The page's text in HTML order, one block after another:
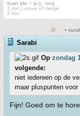
troel (de ~ (v.), ~en)
1 [inf.] vrouw of meisje
2 trut
•
Sarabi
Op zondag
volgende:
niet iedereen op de
maar pluspunten
Fijn! Goed om te